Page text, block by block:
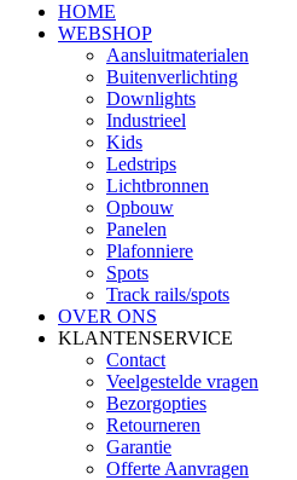
HOME
WEBSHOP
Aansluitmaterialen
Buitenverlichting
Downlights
Industrieel
Kids
Ledstrips
Lichtbronnen
Opbouw
Panelen
Plafonniere
Spots
Track rails/spots
OVER ONS
KLANTENSERVICE
Contact
Veelgestelde vragen
Bezorgopties
Retourneren
Garantie
Offerte Aanvragen